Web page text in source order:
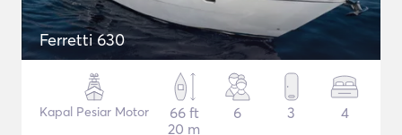
Ferretti 630
Kapal Pesiar Motor
66 ft
20 m
6 3 4